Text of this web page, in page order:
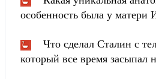
особенность была у матери
Что сделал Сталин с
который все время засыпал